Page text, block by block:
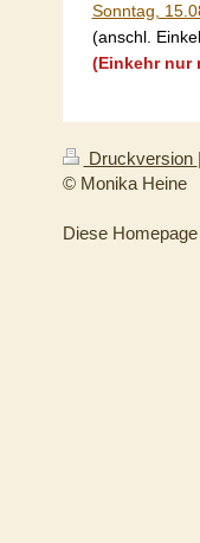
Sonntag,
(anschl.
(Einkehr nur
Druckversion |
© Monika Heine
Diese